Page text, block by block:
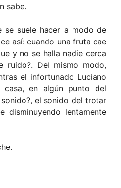
sabe.
se suele hacer a modo de
así: cuando una fruta cae
y no se halla nadie cerca
ruido?. Del mismo modo,
el infortunado Luciano
casa, en algún punto del
el sonido del trotar
disminuyendo lentamente